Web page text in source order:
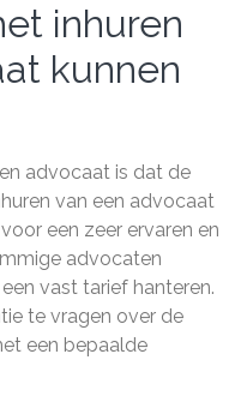
inhuren
kunnen
advocaat is dat de
van een advocaat
een zeer ervaren en
advocaten
vast tarief hanteren.
te vragen over de
een bepaalde